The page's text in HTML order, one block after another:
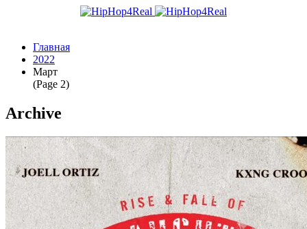
Главная
2022
Март
(Page 2)
Archive